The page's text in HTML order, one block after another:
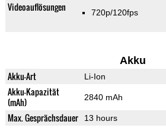
Videoauflösungen 720p/120fps
Akku
Akku-Art Li-Ion
Akku-Kapazität
(mAh)
2840 mAh
Max. Gesprächsdauer 13 hours